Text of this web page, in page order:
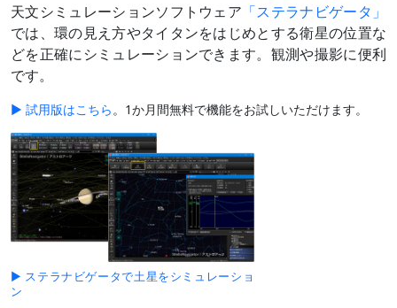
天文シミュレーションソフトウェア 「ステラナビゲータ」
では、環の見え方やタイタンをはじめとする衛星の位置な
どを正確にシミュレーションできます。観測や撮影に便利
です。
▶ 試用版はこちら 。1か月間無料で機能をお試しいただけます。
▶ ステラナビゲータで土星をシミュレーショ
ン